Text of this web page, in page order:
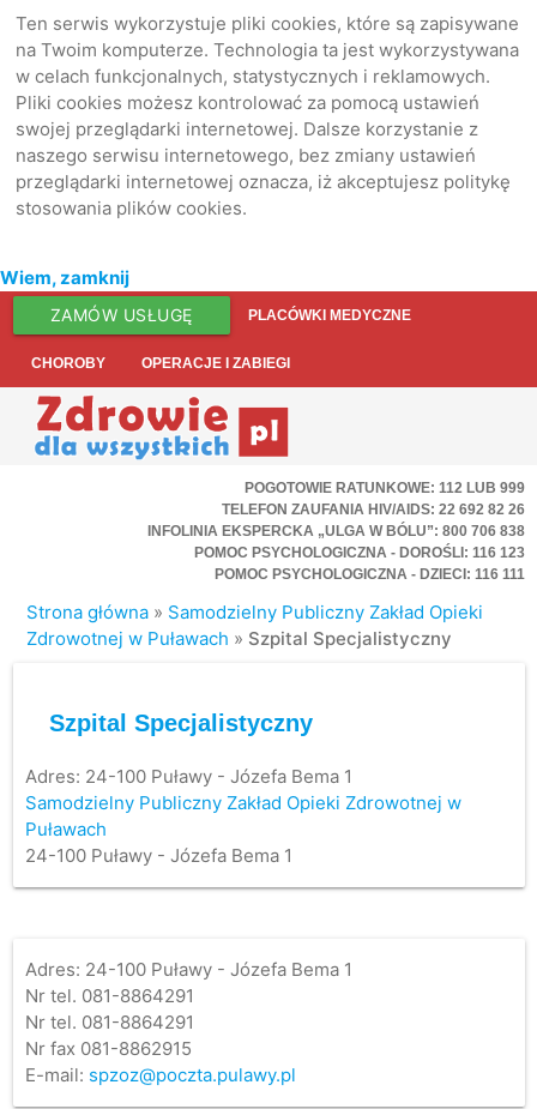
Ten serwis wykorzystuje pliki cookies, które są zapisywane
na Twoim komputerze. Technologia ta jest wykorzystywana
w celach funkcjonalnych, statystycznych i reklamowych.
Pliki cookies możesz kontrolować za pomocą ustawień
swojej przeglądarki internetowej. Dalsze korzystanie z
naszego serwisu internetowego, bez zmiany ustawień
przeglądarki internetowej oznacza, iż akceptujesz politykę
stosowania plików cookies.
Wiem, zamknij
ZAMÓW USŁUGĘ PLACÓWKI MEDYCZNE
CHOROBY OPERACJE I ZABIEGI
POGOTOWIE RATUNKOWE: 112 LUB 999
TELEFON ZAUFANIA HIV/AIDS: 22 692 82 26
INFOLINIA EKSPERCKA „ULGA W BÓLU”: 800 706 838
POMOC PSYCHOLOGICZNA - DOROŚLI: 116 123
POMOC PSYCHOLOGICZNA - DZIECI: 116 111
Strona główna » Samodzielny Publiczny Zakład Opieki
Zdrowotnej w Puławach » Szpital Specjalistyczny
Szpital Specjalistyczny
Adres: 24-100 Puławy - Józefa Bema 1
Samodzielny Publiczny Zakład Opieki Zdrowotnej w
Puławach
24-100 Puławy - Józefa Bema 1
Adres: 24-100 Puławy - Józefa Bema 1
Nr tel. 081-8864291
Nr tel. 081-8864291
Nr fax 081-8862915
E-mail: spzoz@poczta.pulawy.pl